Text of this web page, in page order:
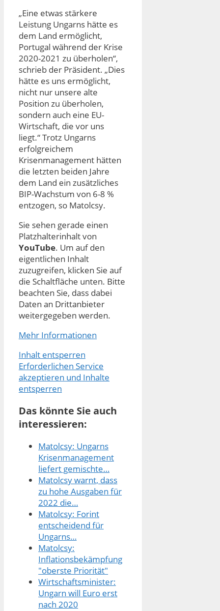
„Eine etwas stärkere
Leistung Ungarns hätte es
dem Land ermöglicht,
Portugal während der Krise
2020-2021 zu überholen“,
schrieb der Präsident. „Dies
hätte es uns ermöglicht,
nicht nur unsere alte
Position zu überholen,
sondern auch eine EU-
Wirtschaft, die vor uns
liegt.“ Trotz Ungarns
erfolgreichem
Krisenmanagement hätten
die letzten beiden Jahre
dem Land ein zusätzliches
BIP-Wachstum von 6-8 %
entzogen, so Matolcsy.
Sie sehen gerade einen
Platzhalterinhalt von
YouTube. Um auf den
eigentlichen Inhalt
zuzugreifen, klicken Sie auf
die Schaltfläche unten. Bitte
beachten Sie, dass dabei
Daten an Drittanbieter
weitergegeben werden.
Mehr Informationen
Inhalt entsperren
Erforderlichen Service
akzeptieren und Inhalte
entsperren
Das könnte Sie auch
interessieren:
Matolcsy: Ungarns
Krisenmanagement
liefert gemischte…
Matolcsy warnt, dass
zu hohe Ausgaben für
2022 die…
Matolcsy: Forint
entscheidend für
Ungarns…
Matolcsy:
Inflationsbekämpfung
"oberste Priorität"
Wirtschaftsminister:
Ungarn will Euro erst
nach 2020